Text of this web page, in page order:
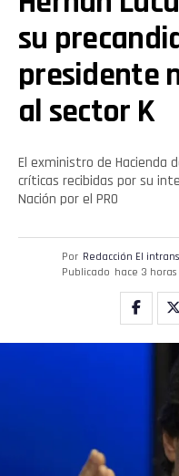
su
presidente
al sector K
El exministro de Hacienda
críticas recibidas por su
Nación por el PRO
Por Redacción El
Publicado hace 3 horas